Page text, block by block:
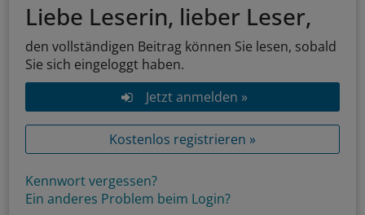
Liebe Leserin, lieber Leser,
den vollständigen Beitrag können Sie lesen, sobald
Sie sich eingeloggt haben.
Jetzt anmelden »
Kostenlos registrieren »
Kennwort vergessen?
Ein anderes Problem beim Login?